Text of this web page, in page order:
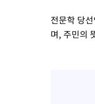
전문학 당
며, 주민의